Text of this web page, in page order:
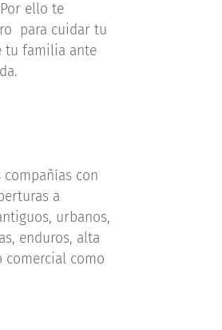
ello te
para cuidar tu
tu familia ante
compañías con
a
urbanos,
enduros, alta
comercial como